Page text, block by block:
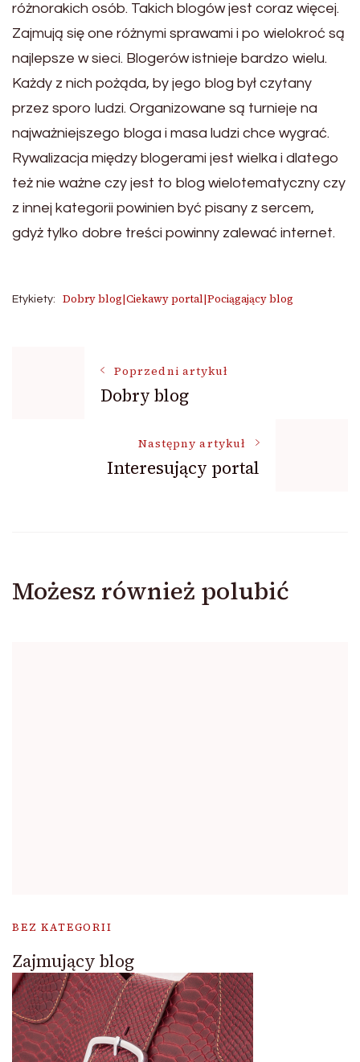
różnorakich osób. Takich blogów jest coraz więcej.
Zajmują się one różnymi sprawami i po wielokroć są
najlepsze w sieci. Blogerów istnieje bardzo wielu.
Każdy z nich pożąda, by jego blog był czytany
przez sporo ludzi. Organizowane są turnieje na
najważniejszego bloga i masa ludzi chce wygrać.
Rywalizacja między blogerami jest wielka i dlatego
też nie ważne czy jest to blog wielotematyczny czy
z innej kategorii powinien być pisany z sercem,
gdyż tylko dobre treści powinny zalewać internet.
Etykiety: Dobry blog|Ciekawy portal|Pociągający blog
NawigacjaPoprzedni artykuł
Dobry blog
Następny artykuł
Interesujący portal
Możesz również polubić
BEZ KATEGORII
Zajmujący blog